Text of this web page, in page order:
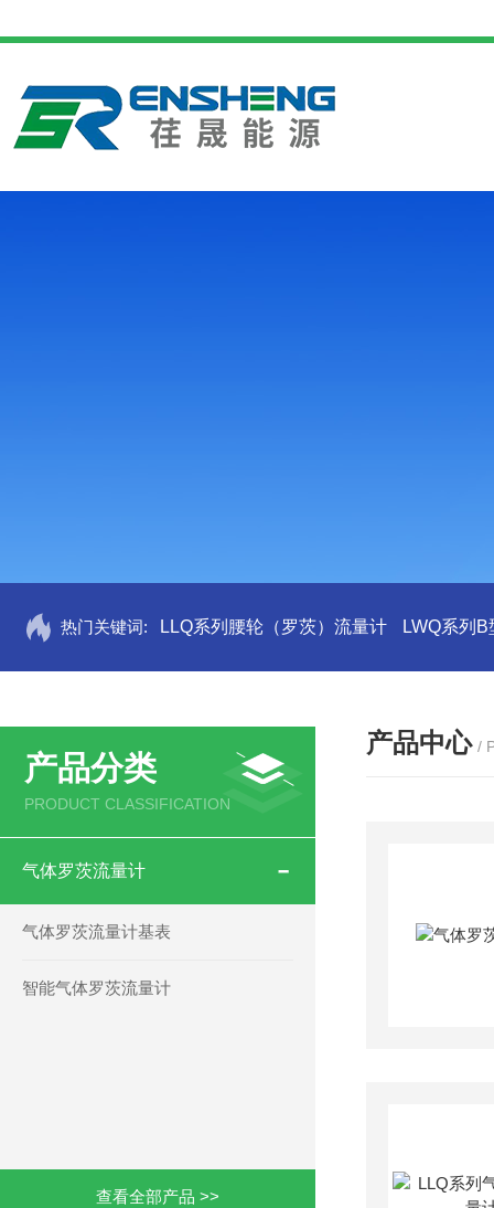
热门关键词: LLQ系列腰轮（罗茨）流量计 LWQ系列
产品分类
PRODUCT CLASSIFICATION
气体罗茨流量计
气体罗茨流量计基表
智能气体罗茨流量计
查看全部产品 >>
产品中心 /